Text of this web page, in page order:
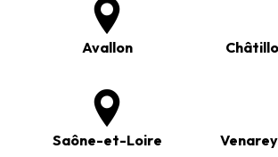
Avallon
Saône-et-Loire